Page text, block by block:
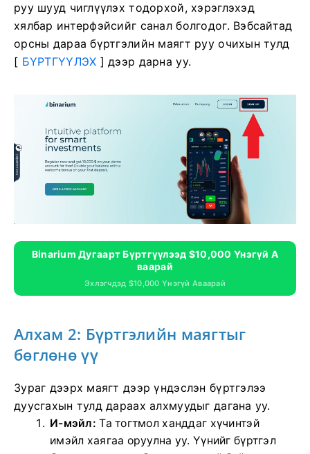
руу шууд чиглүүлэх тодорхой, хэрэглэхэд
хялбар интерфэйсийг санал болгодог. Вэбсайтад
орсны дараа бүртгэлийн маягт руу очихын тулд
[ БҮРТГҮҮЛЭХ ] дээр дарна уу.
Binarium Дугаарт Бүртгүүлээд $10,000 Үнэгүй А
Ваарай
Эхлэгчдэд $10,000 Үнэгүй Аваарай
Алхам 2: Бүртгэлийн маягтыг
бөглөнө үү
Зураг дээрх маягт дээр үндэслэн бүртгэлээ
дуусгахын тулд дараах алхмуудыг дагана уу.
И-мэйл: Та тогтмол ханддаг хүчинтэй
имэйл хаягаа оруулна уу. Үүнийг бүртгэл